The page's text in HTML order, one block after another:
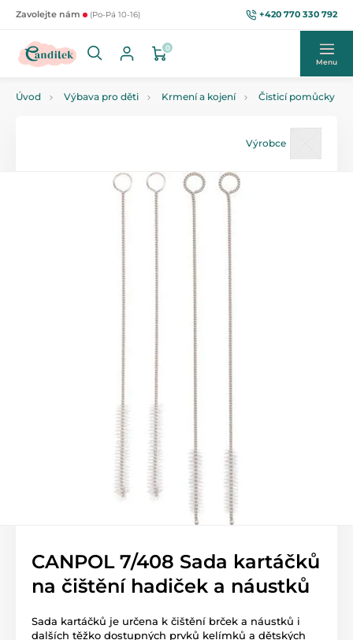
Zavolejte nám (Po-Pá 10-16) +420 770 330 792
0
Menu
Úvod Výbava pro děti Krmení a kojení Čisticí pomůcky
Výrobce
CANPOL 7/408 Sada kartáčků
na čištění hadiček a náustků
Sada kartáčků je určena k čištění brček a náustků i
dalších těžko dostupných prvků kelímků a dětských